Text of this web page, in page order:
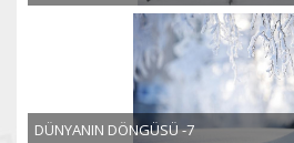
DÜNYANIN DÖNGÜSÜ -7